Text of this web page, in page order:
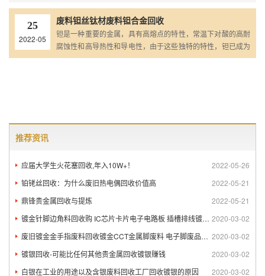
钽锭、钽材等，由于近年来钽废料急剧增加，如您有含钽废料
需处理，可随时联系我们...
25
2022-05
废料钽丝钛材废料钽合金回收
钽是一种重要的金属，具有高熔点的特性，常温下对酸的高耐
腐蚀性和高导热性和导电性，由于这些独特的特性，钽已成为
当前工业中不可或缺的一部分，钽用作钽溅射靶材、钽合金 、
推荐资讯
2022-05-26
应届大学生火花塞回收,年入10W+！
2022-05-21
铂铑丝回收：为什么废旧热电偶回收价值高
2022-05-21
鼎锋贵金属回收与提炼
2020-03-02
镀金针脚边角料回收购 IC芯片卡片电子电路板 插槽排线镀金回
2020-03-02
废旧镀金金手指废料回收镀金CCT金属脚废料 电子脚废品回收
2020-03-02
镀银回收-可能比任何其他贵金属回收镀银赚钱
2020-03-02
白银在工业的用途以及含银废料回收工厂回收镀银的原因